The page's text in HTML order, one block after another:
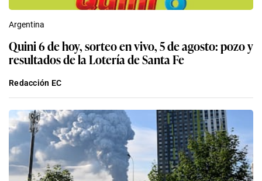
Argentina
Quini 6 de hoy, sorteo en vivo, 5 de agosto: pozo y
resultados de la Lotería de Santa Fe
Redacción EC